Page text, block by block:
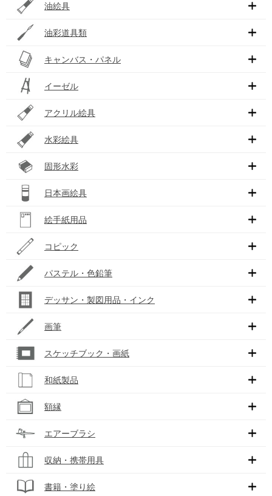
油絵具
油彩道具類
キャンバス・パネル
イーゼル
アクリル絵具
水彩絵具
固形水彩
日本画絵具
絵手紙用品
コピック
パステル・色鉛筆
デッサン・製図用品・インク
画筆
スケッチブック・画紙
和紙製品
額縁
エアーブラシ
収納・携帯用具
書籍・塗り絵